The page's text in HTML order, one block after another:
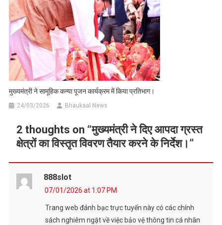
मुख्यमंत्री ने सामूहिक कन्या पूजन कार्यक्रम में किया प्रतिभाग।
24/03/2026 Bhaukaal News
2 thoughts on “मुख्यमंत्री ने दिए आपदा ग्रस्त
क्षेत्रों का विस्तृत विवरण तैयार करने के निर्देश। ”
888slot
07/01/2026 at 1:07 PM
Trang web đánh bạc trực tuyến này có các chính
sách nghiêm ngặt về việc bảo vệ thông tin cá nhân